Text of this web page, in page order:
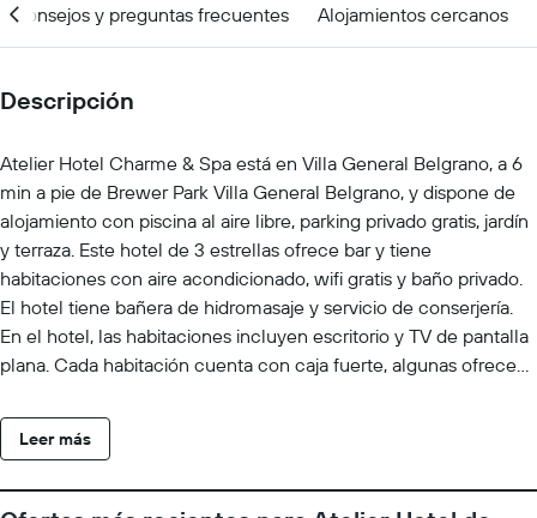
Consejos y preguntas frecuentes Alojamientos cercanos
Descripción
Atelier Hotel Charme & Spa está en Villa General Belgrano, a 6
min a pie de Brewer Park Villa General Belgrano, y dispone de
alojamiento con piscina al aire libre, parking privado gratis, jardín
y terraza. Este hotel de 3 estrellas ofrece bar y tiene
habitaciones con aire acondicionado, wifi gratis y baño privado.
El hotel tiene bañera de hidromasaje y servicio de conserjería.
En el hotel, las habitaciones incluyen escritorio y TV de pantalla
plana. Cada habitación cuenta con caja fuerte, algunas ofrecen
Hotel Charme & Spa, cada habitación dispone de ropa de cama
y toallas. El desayuno está disponible e incluye opciones buffet,
puede disfrutar de centro de spa. Museo Manuel de Falla está a
Leer más